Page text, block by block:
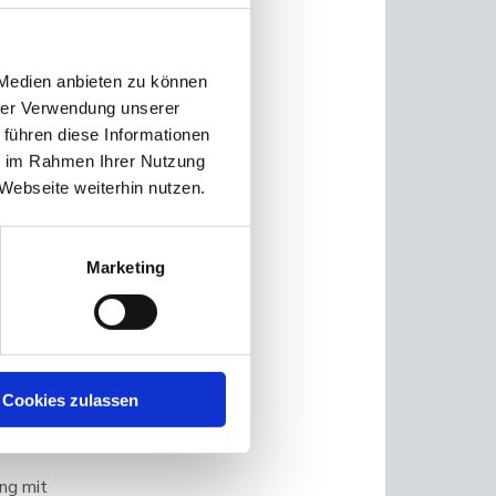
anbieten zu können
Verwendung unserer
diese Informationen
Rahmen Ihrer Nutzung
weiterhin nutzen.
Marketing
Cookies zulassen
mit